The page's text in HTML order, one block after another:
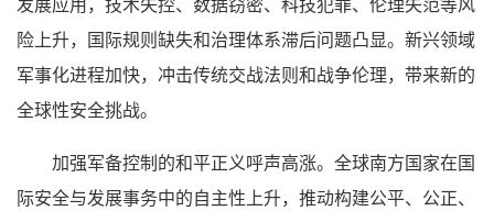
险上升，国际规则缺失和治理体系滞后问题凸显。新兴领域
军事化进程加快，冲击传统交战法则和战争伦理，带来新的
全球性安全挑战。
加强军备控制的和平正义呼声高涨。全球南方国家在国
际安全与发展事务中的自主性上升，推动构建公平、公正、